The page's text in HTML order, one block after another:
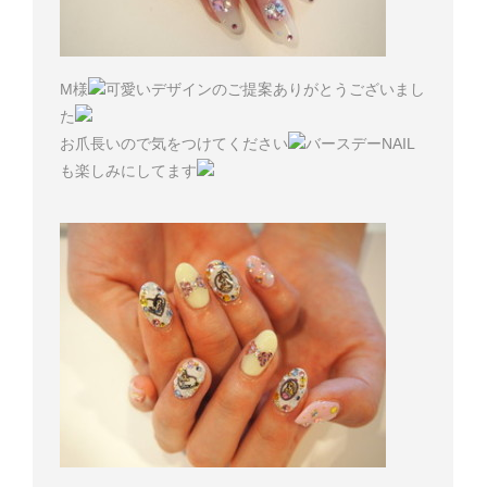
M様
可愛いデザインのご提案ありがとうございまし
た
お爪長いので気をつけてください
バースデーNAIL
も楽しみにしてます